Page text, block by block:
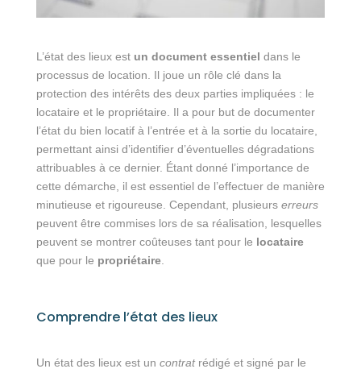
L’état des lieux est un document essentiel dans le
processus de location. Il joue un rôle clé dans la
protection des intérêts des deux parties impliquées : le
locataire et le propriétaire. Il a pour but de documenter
l’état du bien locatif à l’entrée et à la sortie du locataire,
permettant ainsi d’identifier d’éventuelles dégradations
attribuables à ce dernier. Étant donné l’importance de
cette démarche, il est essentiel de l’effectuer de manière
minutieuse et rigoureuse. Cependant, plusieurs erreurs
peuvent être commises lors de sa réalisation, lesquelles
peuvent se montrer coûteuses tant pour le locataire
que pour le propriétaire.
Comprendre l’état des lieux
Un état des lieux est un contratrédigé et signé par le